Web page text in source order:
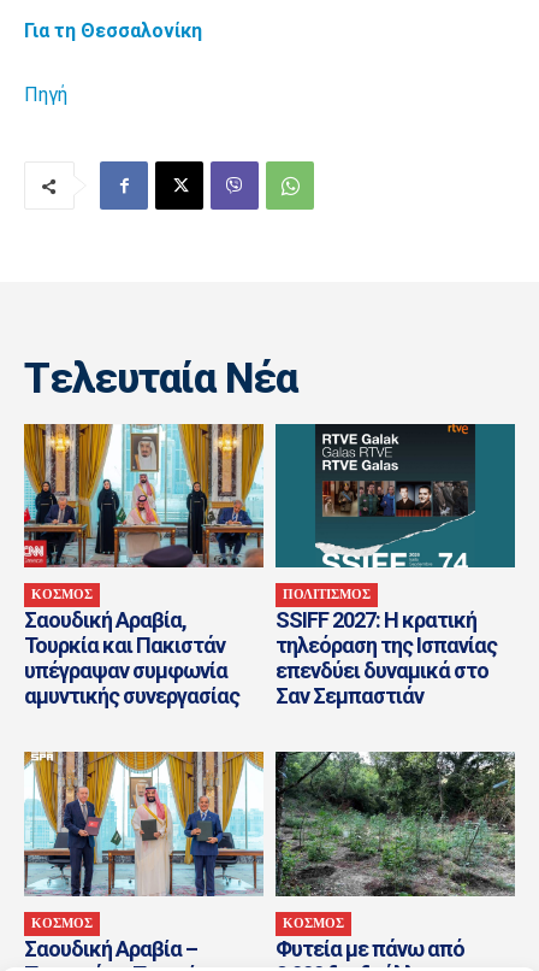
Για τη Θεσσαλονίκη
Πηγή
Tελευταία Nέα
ΚΟΣΜΟΣ
Σαουδική Αραβία,
Τουρκία και Πακιστάν
υπέγραψαν συμφωνία
αμυντικής συνεργασίας
ΠΟΛΙΤΙΣΜΟΣ
SSIFF 2027: Η κρατική
τηλεόραση της Ισπανίας
επενδύει δυναμικά στο
Σαν Σεμπαστιάν
ΚΟΣΜΟΣ
Σαουδική Αραβία –
ΚΟΣΜΟΣ
Φυτεία με πάνω από